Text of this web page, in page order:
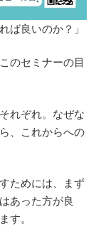
ば良いのか？」
のセミナーの目
れぞれ。なぜな
、これからへの
ためには、まず
あった方が良
す。